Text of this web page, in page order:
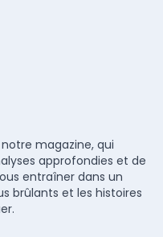
magazine, qui
approfondies et de
entraîner dans un
brûlants et les histoires